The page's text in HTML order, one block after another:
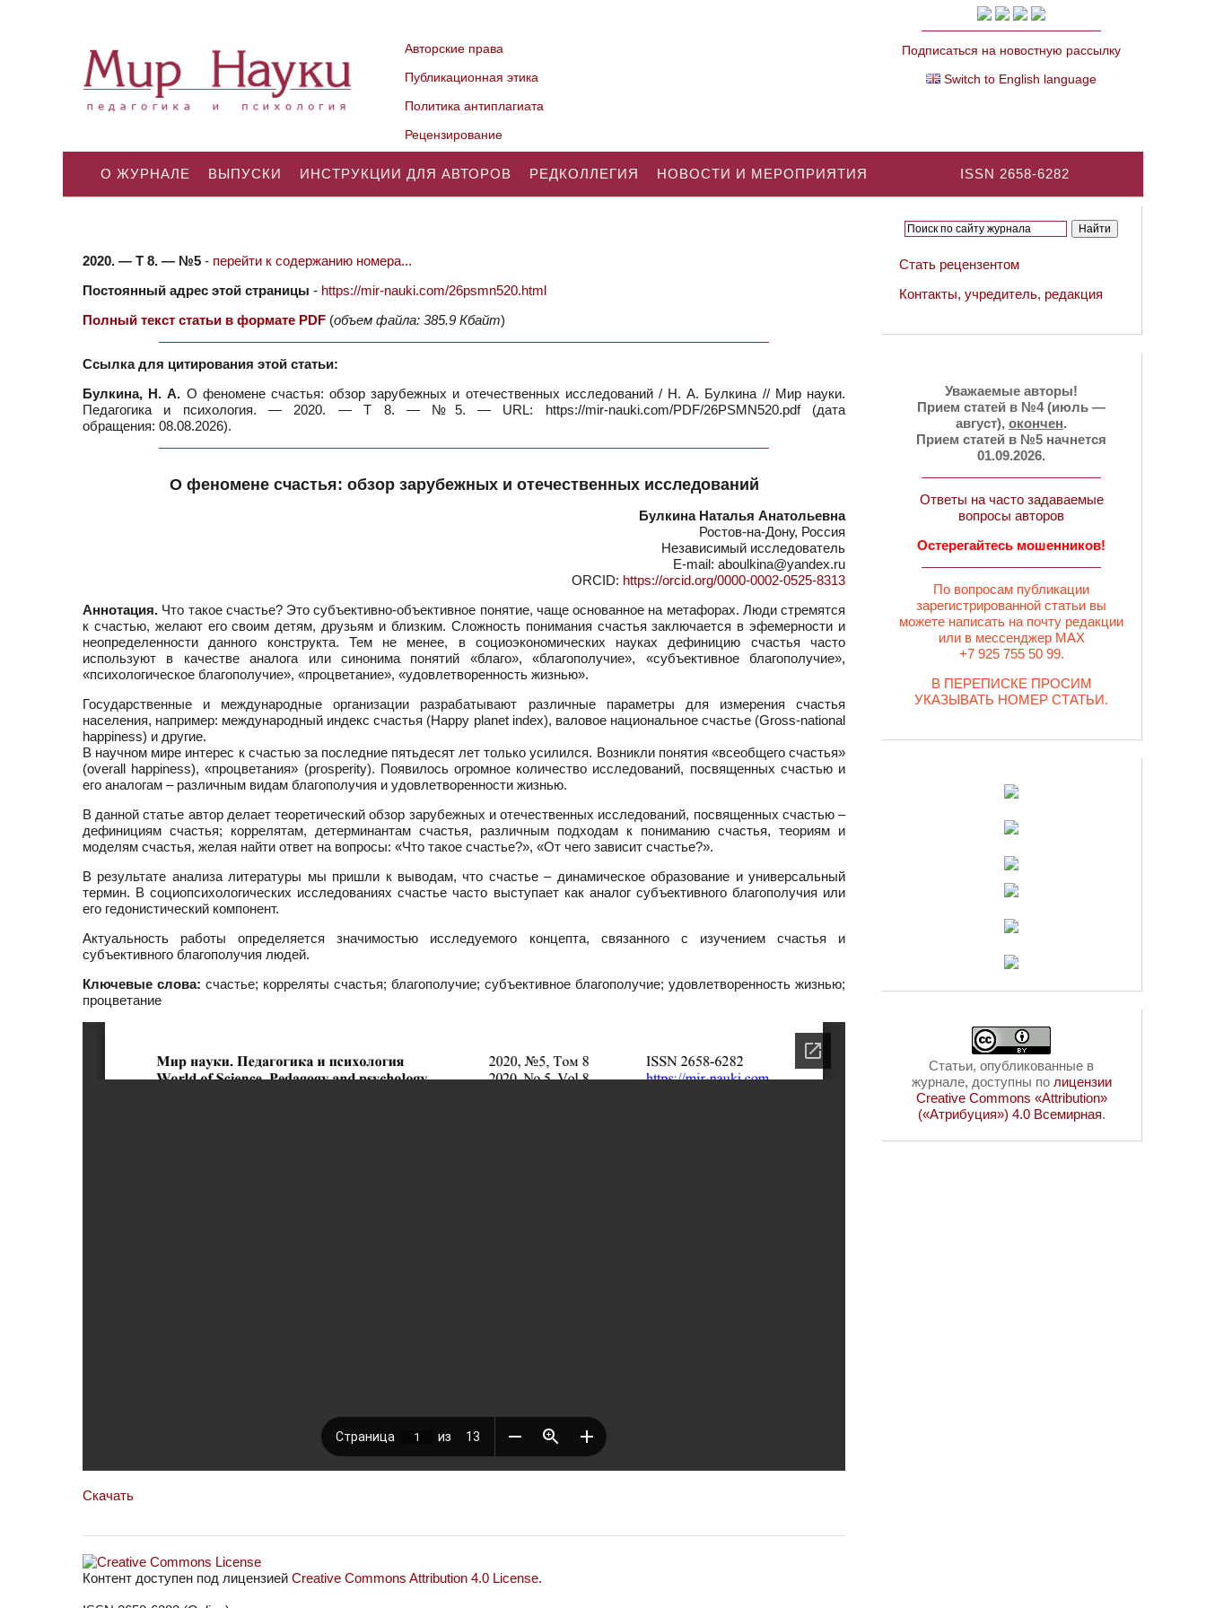
Авторские права
Публикационная этика
Политика антиплагиата
Рецензирование
Подписаться на новостную рассылку
Switch to English language
ISSN 2658-6282
О ЖУРНАЛЕ ВЫПУСКИ ИНСТРУКЦИИ ДЛЯ АВТОРОВ РЕДКОЛЛЕГИЯ НОВОСТИ И МЕРОПРИЯТИЯ
2020. — Т 8. — №5 - перейти к содержанию номера...
Постоянный адрес этой страницы - https://mir-nauki.com/26psmn520.html
Полный текст статьи в формате PDF (объем файла: 385.9 Кбайт)
Ссылка для цитирования этой статьи:
Булкина, Н. А. О феномене счастья: обзор зарубежных и отечественных исследований / Н. А. Булкина // Мир науки.
Педагогика и психология. — 2020. — Т 8. — №5. — URL: https://mir-nauki.com/PDF/26PSMN520.pdf (дата
обращения: 08.08.2026).
О феномене счастья: обзор зарубежных и отечественных исследований
Булкина Наталья Анатольевна
Ростов-на-Дону, Россия
Независимый исследователь
E-mail: aboulkina@yandex.ru
ORCID: https://orcid.org/0000-0002-0525-8313
Аннотация. Что такое счастье? Это субъективно-объективное понятие, чаще основанное на метафорах. Люди стремятся
к счастью, желают его своим детям, друзьям и близким. Сложность понимания счастья заключается в эфемерности и
неопределенности данного конструкта. Тем не менее, в социоэкономических науках дефиницию счастья часто
используют в качестве аналога или синонима понятий «благо», «благополучие», «субъективное благополучие»,
«психологическое благополучие», «процветание», «удовлетворенность жизнью».
Государственные и международные организации разрабатывают различные параметры для измерения счастья
населения, например: международный индекс счастья (Happy planet index), валовое национальное счастье (Gross-national
happiness) и другие.
В научном мире интерес к счастью за последние пятьдесят лет только усилился. Возникли понятия «всеобщего счастья»
(overall happiness), «процветания» (prosperity). Появилось огромное количество исследований, посвященных счастью и
его аналогам – различным видам благополучия и удовлетворенности жизнью.
В данной статье автор делает теоретический обзор зарубежных и отечественных исследований, посвященных счастью –
дефинициям счастья; коррелятам, детерминантам счастья, различным подходам к пониманию счастья, теориям и
моделям счастья, желая найти ответ на вопросы: «Что такое счастье?», «От чего зависит счастье?».
В результате анализа литературы мы пришли к выводам, что счастье – динамическое образование и универсальный
термин. В социопсихологических исследованиях счастье часто выступает как аналог субъективного благополучия или
его гедонистический компонент.
Актуальность работы определяется значимостью исследуемого концепта, связанного с изучением счастья и
субъективного благополучия людей.
Ключевые слова: счастье; корреляты счастья; благополучие; субъективное благополучие; удовлетворенность жизнью;
процветание
Скачать
Контент доступен под лицензией Creative Commons Attribution 4.0 License.
Стать рецензентом
Контакты, учредитель, редакция
Уважаемые авторы!
Прием статей в №4 (июль —
август), окончен.
Прием статей в №5 начнется
01.09.2026.
Ответы на часто задаваемые
вопросы авторов
Остерегайтесь мошенников!
По вопросам публикации
зарегистрированной статьи вы
можете написать на почту редакции
или в мессенджер MAX
+7 925 755 50 99.
В ПЕРЕПИСКЕ ПРОСИМ
УКАЗЫВАТЬ НОМЕР СТАТЬИ.
Статьи, опубликованные в
журнале, доступны по лицензии
Creative Commons «Attribution»
(«Атрибуция») 4.0 Всемирная.